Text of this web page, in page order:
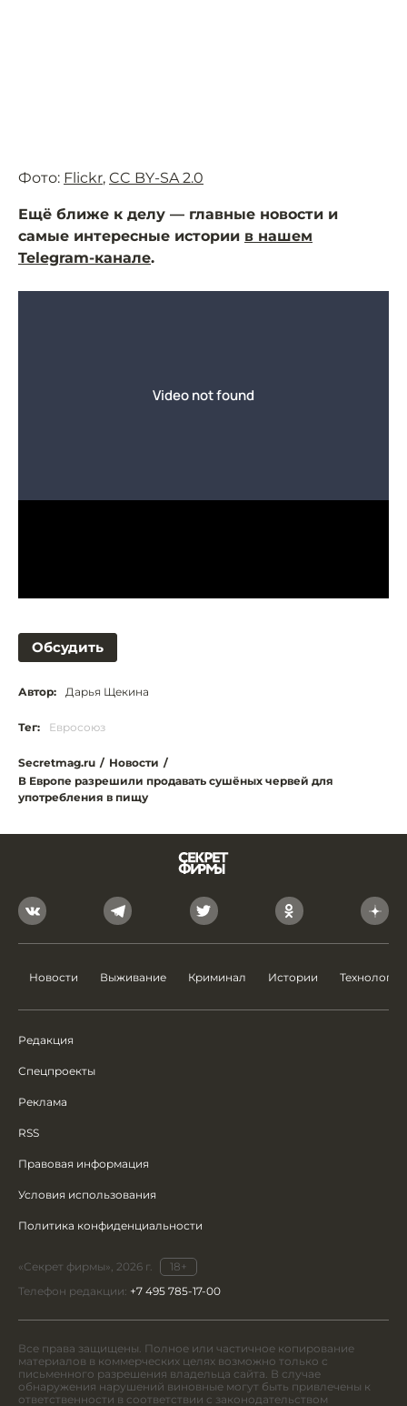
Фото: Flickr, CC BY-SA 2.0
Ещё ближе к делу — главные новости и
самые интересные истории в нашем
Telegram-канале.
Обсудить
Автор: Дарья Щекина
Тег: Евросоюз
Secretmag.ru / Новости /
В Европе разрешили продавать сушёных червей для
употребления в пищу
Новости Выживание Криминал Истории Технологии
Редакция
Спецпроекты
Реклама
RSS
Правовая информация
Условия использования
Политика конфиденциальности
«Секрет фирмы», 2026 г.
18+
Телефон редакции: +7 495 785-17-00
Все права защищены. Полное или частичное копирование
материалов в коммерческих целях возможно только с
письменного разрешения владельца сайта. В случае
обнаружения нарушений виновные могут быть привлечены к
ответственности в соответствии с законодательством